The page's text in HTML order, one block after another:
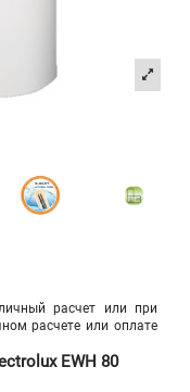
расчет или при
расчете или оплате
EWH 80